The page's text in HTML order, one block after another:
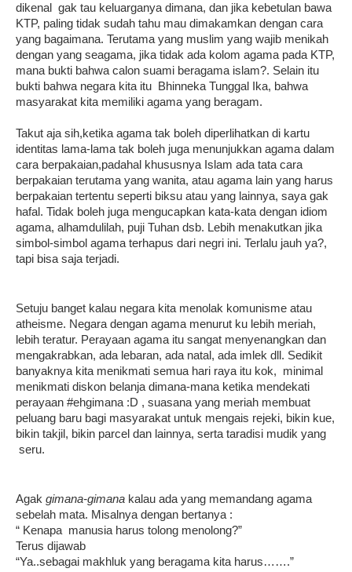
dikenal gak tau keluarganya dimana, dan jika kebetulan bawa
KTP, paling tidak sudah tahu mau dimakamkan dengan cara
yang bagaimana. Terutama yang muslim yang wajib menikah
dengan yang seagama, jika tidak ada kolom agama pada KTP,
mana bukti bahwa calon suami beragama islam?. Selain itu
bukti bahwa negara kita itu Bhinneka Tunggal Ika, bahwa
masyarakat kita memiliki agama yang beragam.
Takut aja sih,ketika agama tak boleh diperlihatkan di kartu
identitas lama-lama tak boleh juga menunjukkan agama dalam
cara berpakaian,padahal khususnya Islam ada tata cara
berpakaian terutama yang wanita, atau agama lain yang harus
berpakaian tertentu seperti biksu atau yang lainnya, saya gak
hafal. Tidak boleh juga mengucapkan kata-kata dengan idiom
agama, alhamdulilah, puji Tuhan dsb. Lebih menakutkan jika
simbol-simbol agama terhapus dari negri ini. Terlalu jauh ya?,
tapi bisa saja terjadi.
Setuju banget kalau negara kita menolak komunisme atau
atheisme. Negara dengan agama menurut ku lebih meriah,
lebih teratur. Perayaan agama itu sangat menyenangkan dan
mengakrabkan, ada lebaran, ada natal, ada imlek dll. Sedikit
banyaknya kita menikmati semua hari raya itu kok, minimal
menikmati diskon belanja dimana-mana ketika mendekati
perayaan #ehgimana :D , suasana yang meriah membuat
peluang baru bagi masyarakat untuk mengais rejeki, bikin kue,
bikin takjil, bikin parcel dan lainnya, serta taradisi mudik yang
seru.
Agak gimana-gimana kalau ada yang memandang agama
sebelah mata. Misalnya dengan bertanya :
“ Kenapa manusia harus tolong menolong?”
Terus dijawab
“Ya..sebagai makhluk yang beragama kita harus…….”